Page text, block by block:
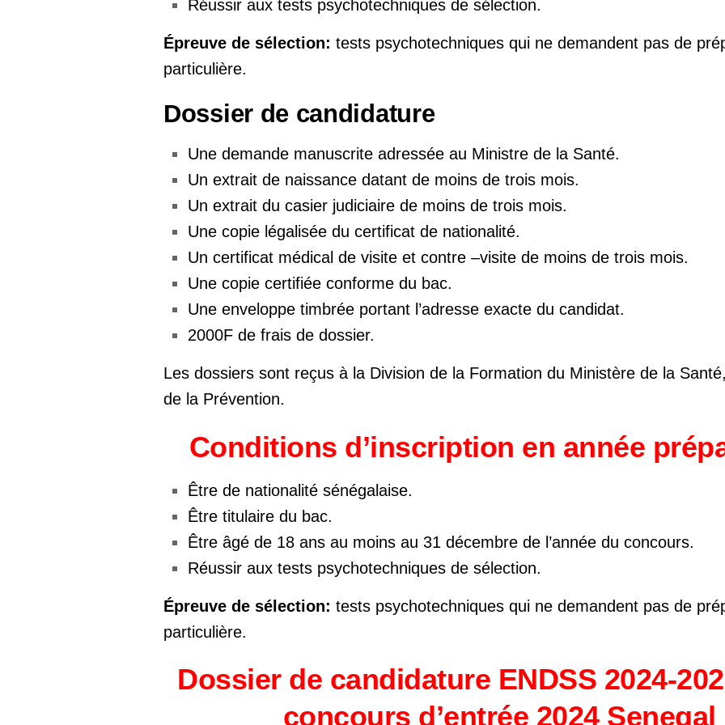
Réussir aux tests psychotechniques de sélection.
Épreuve de sélection: tests psychotechniques qui ne demandent pas de
particulière.
Dossier de candidature
Une demande manuscrite adressée au Ministre de la Santé.
Un extrait de naissance datant de moins de trois mois.
Un extrait du casier judiciaire de moins de trois mois.
Une copie légalisée du certificat de nationalité.
Un certificat médical de visite et contre –visite de moins de trois mois.
Une copie certifiée conforme du bac.
Une enveloppe timbrée portant l’adresse exacte du candidat.
2000F de frais de dossier.
Les dossiers sont reçus à la Division de la Formation du Ministère de la
de la Prévention.
Conditions d’inscription en année
Être de nationalité sénégalaise.
Être titulaire du bac.
Être âgé de 18 ans au moins au 31 décembre de l’année du concours.
Réussir aux tests psychotechniques de sélection.
Épreuve de sélection: tests psychotechniques qui ne demandent pas de
particulière.
Dossier de candidature ENDSS 2024-
concours d’entrée 2024 Senegal